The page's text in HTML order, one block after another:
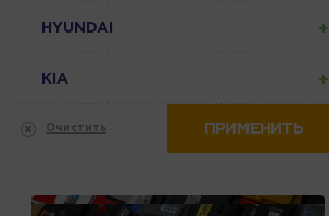
HYUNDAI
KIA
Очистить ПРИМЕНИТЬ